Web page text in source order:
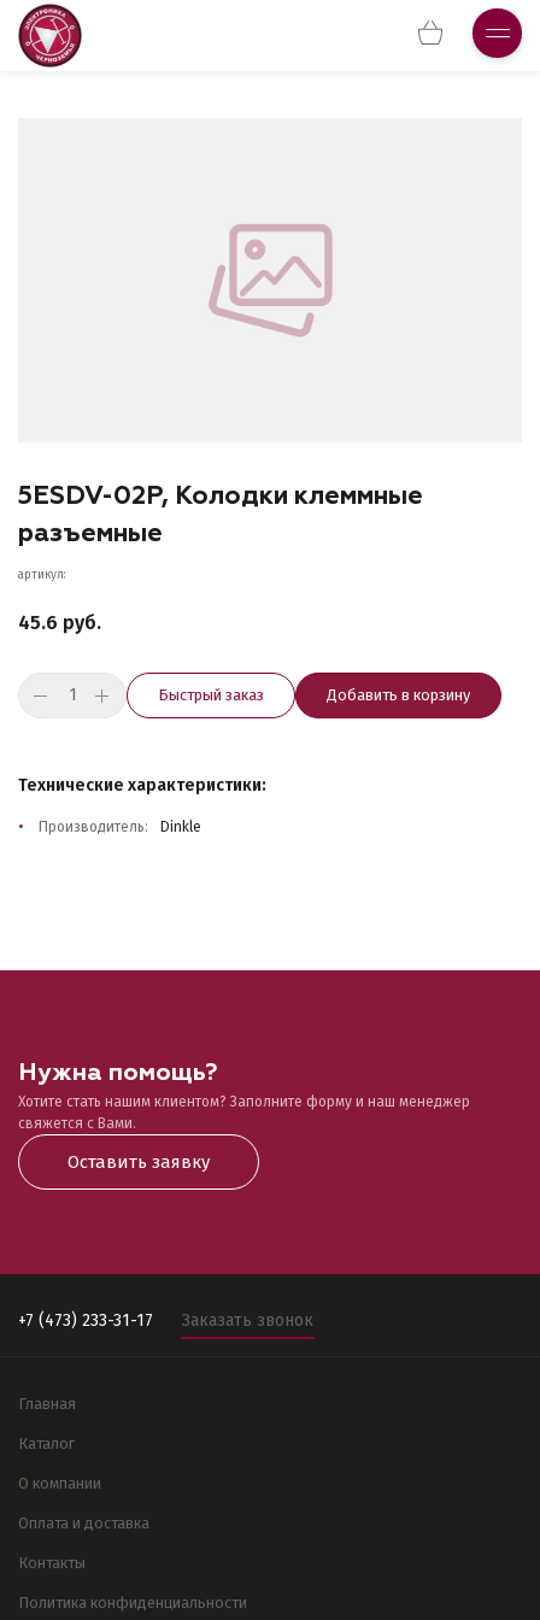
5ESDV-02P, Колодки клеммные
разъемные
артикул:
45.6 руб.
Добавить в корзину
Быстрый заказ
Технические характеристики:
Производитель: Dinkle
Нужна помощь?
Хотите стать нашим клиентом? Заполните форму и наш менеджер
свяжется с Вами.
Оставить заявку
+7 (473) 233-31-17 Заказать звонок
Главная
Каталог
О компании
Оплата и доставка
Контакты
Политика конфиденциальности